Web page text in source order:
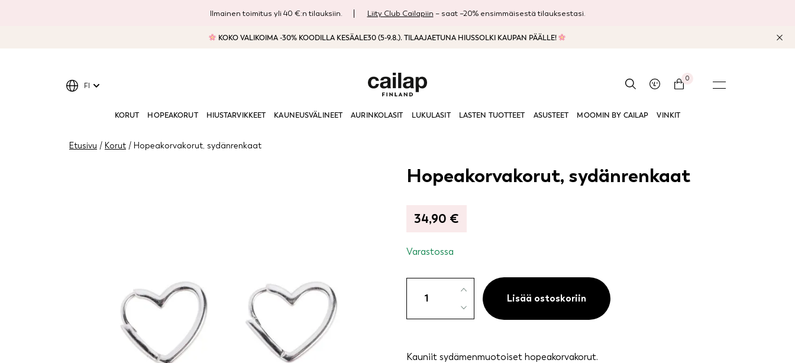
Ilmainen toimitus yli 40 €:n tilauksiin. Liity Club Cailapiin – saat –20% ensimmäisestä tilauksestasi.
KOKO VALIKOIMA -30% KOODILLA KESÄALE30 (5-9.8.). TILAAJAETUNA HIUSSOLKI KAUPAN PÄÄLLE!
0
KORUT HOPEAKORUT HIUSTARVIKKEET KAUNEUSVÄLINEET AURINKOLASIT LUKULASIT LASTEN TUOTTEET ASUSTEET MOOMIN BY CAILAP VINKIT
FI
Etusivu / Korut / Hopeakorvakorut, sydänrenkaat
Hopeakorvakorut, sydänrenkaat
34,90 €
Varastossa
sydänrenkaat
Lisää ostoskoriin
Kauniit sydämenmuotoiset hopeakorvakorut.